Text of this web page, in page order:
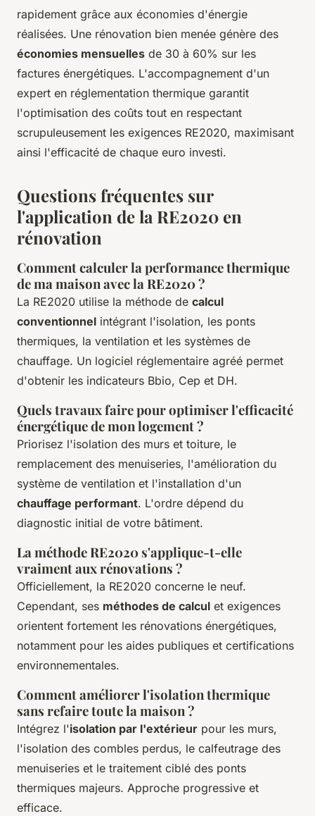
rapidement grâce aux économies d'énergie
réalisées. Une rénovation bien menée génère des
économies mensuelles de 30 à 60% sur les
factures énergétiques. L'accompagnement d'un
expert en réglementation thermique garantit
l'optimisation des coûts tout en respectant
scrupuleusement les exigences RE2020, maximisant
ainsi l'efficacité de chaque euro investi.
Questions fréquentes sur
l'application de la RE2020 en
rénovation
Comment calculer la performance thermique
de ma maison avec la RE2020 ?
La RE2020 utilise la méthode de calcul
conventionnel intégrant l'isolation, les ponts
thermiques, la ventilation et les systèmes de
chauffage. Un logiciel réglementaire agréé permet
d'obtenir les indicateurs Bbio, Cep et DH.
Quels travaux faire pour optimiser l'efficacité
énergétique de mon logement ?
Priorisez l'isolation des murs et toiture, le
remplacement des menuiseries, l'amélioration du
système de ventilation et l'installation d'un
chauffage performant. L'ordre dépend du
diagnostic initial de votre bâtiment.
La méthode RE2020 s'applique-t-elle
vraiment aux rénovations ?
Officiellement, la RE2020 concerne le neuf.
Cependant, ses méthodes de calcul et exigences
orientent fortement les rénovations énergétiques,
notamment pour les aides publiques et certifications
environnementales.
Comment améliorer l'isolation thermique
sans refaire toute la maison ?
Intégrez l'isolation par l'extérieur pour les murs,
l'isolation des combles perdus, le calfeutrage des
menuiseries et le traitement ciblé des ponts
thermiques majeurs. Approche progressive et
efficace.